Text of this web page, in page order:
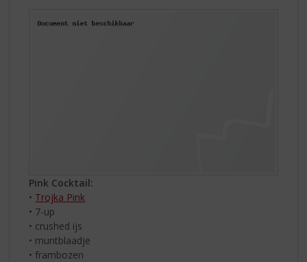
Pink Cocktail:
• Trojka Pink
• 7-up
• crushed ijs
• muntblaadje
• frambozen